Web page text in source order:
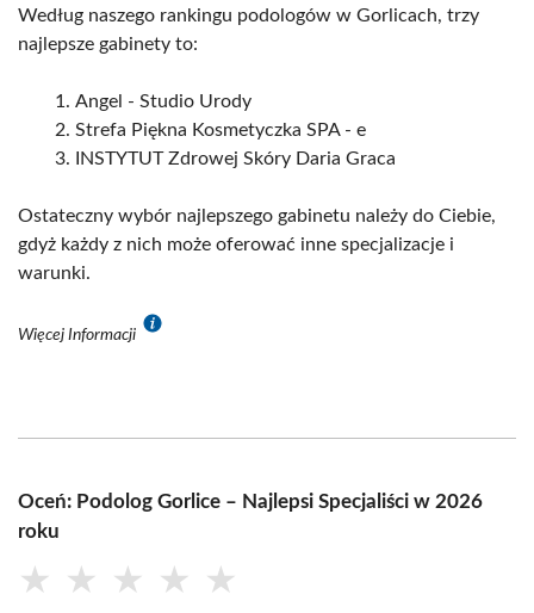
Według naszego rankingu podologów w Gorlicach, trzy
najlepsze gabinety to:
Angel - Studio Urody
Strefa Piękna Kosmetyczka SPA - e
INSTYTUT Zdrowej Skóry Daria Graca
Ostateczny wybór najlepszego gabinetu należy do Ciebie,
gdyż każdy z nich może oferować inne specjalizacje i
warunki.
Więcej Informacji
Oceń: Podolog Gorlice – Najlepsi Specjaliści w 2026
roku
★ ★ ★ ★ ★